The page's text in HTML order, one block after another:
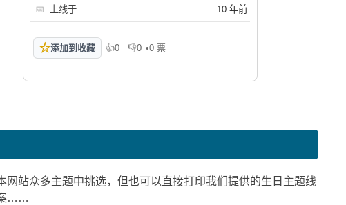
📅 上线于 10 年前
☆添加到收藏 👍0
喜欢 👎0
不喜欢
•0 票
站众多主题中挑选，但也可以直接打印我们提供的生日主题线
案……